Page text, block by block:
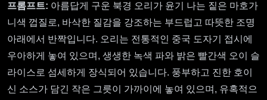
프롬프트: 아름답게 구운 북경 오리가 윤기 나는 짙은 마호가
니색 껍질로, 바삭한 질감을 강조하는 부드럽고 따뜻한 조명
아래에서 반짝입니다. 오리는 전통적인 중국 도자기 접시에
우아하게 놓여 있으며, 생생한 녹색 파와 밝은 빨간색 오이 슬
라이스로 섬세하게 장식되어 있습니다. 풍부하고 진한 호이
신 소스가 담긴 작은 그릇이 가까이에 놓여 있으며, 유혹적으